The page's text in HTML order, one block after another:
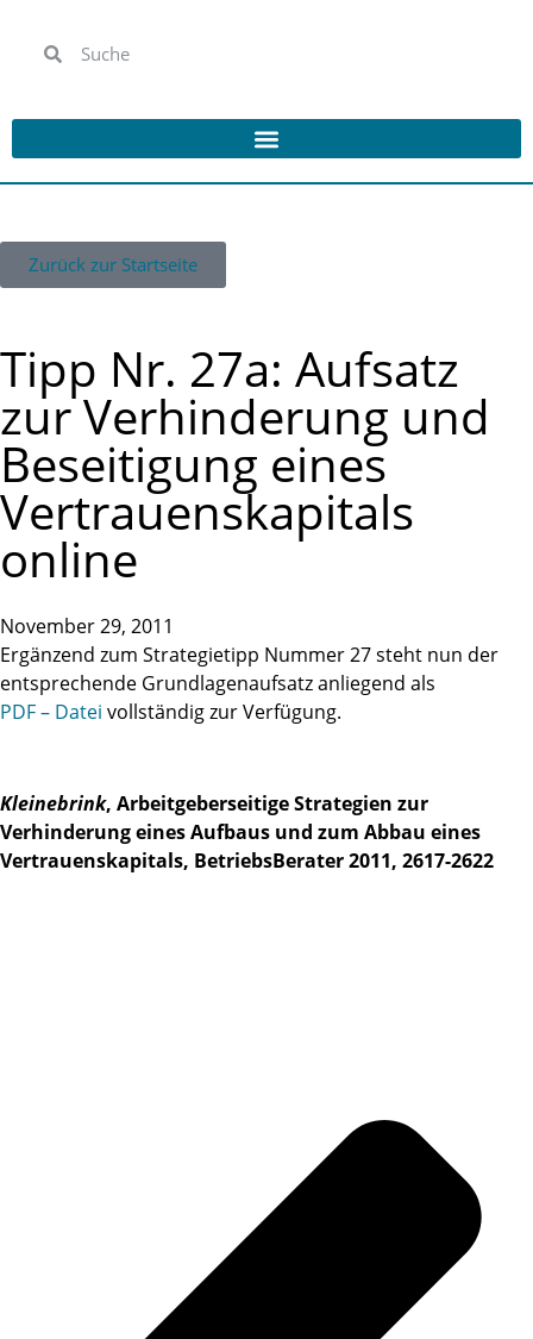
Zurück zur Startseite
Tipp Nr. 27a: Aufsatz
zur Verhinderung und
Beseitigung eines
Vertrauenskapitals
online
November 29, 2011
Ergänzend zum Strategietipp Nummer 27 steht nun der
entsprechende Grundlagenaufsatz anliegend als
PDF – Datei vollständig zur Verfügung.
Kleinebrink, Arbeitgeberseitige Strategien zur
Verhinderung eines Aufbaus und zum Abbau eines
Vertrauenskapitals, BetriebsBerater 2011, 2617-2622